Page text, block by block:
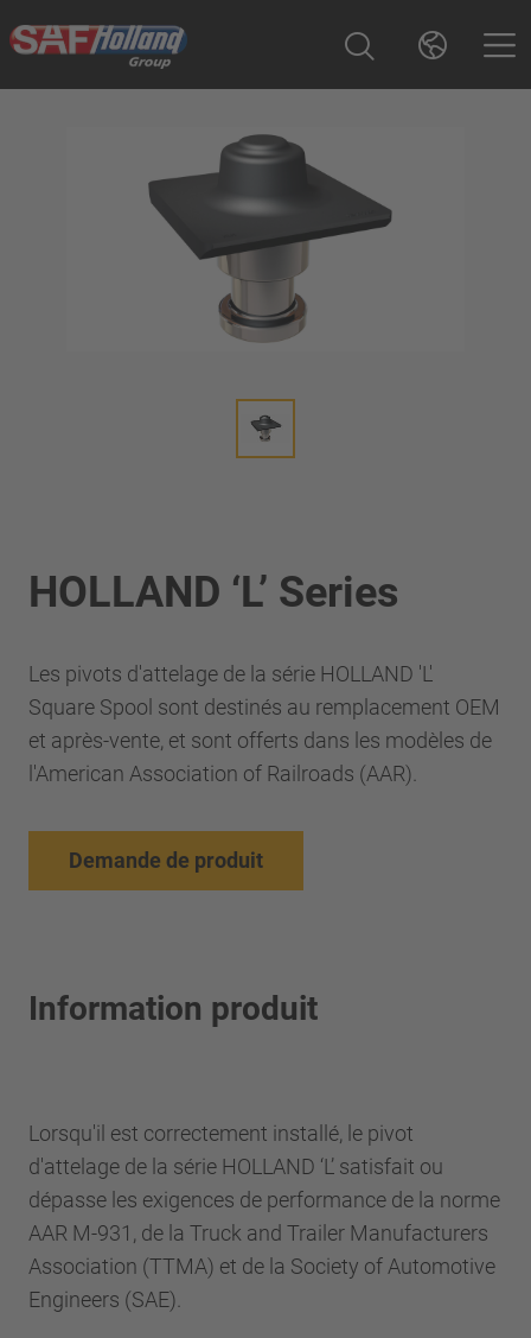
HOLLAND ‘L’ Series
Les pivots d'attelage de la série HOLLAND 'L'
Square Spool sont destinés au remplacement OEM
et après-vente, et sont offerts dans les modèles de
l'American Association of Railroads (AAR).
Demande de produit
Information produit
Lorsqu'il est correctement installé, le pivot
d'attelage de la série HOLLAND ‘L’ satisfait ou
dépasse les exigences de performance de la norme
AAR M-931, de la Truck and Trailer Manufacturers
Association (TTMA) et de la Society of Automotive
Engineers (SAE).